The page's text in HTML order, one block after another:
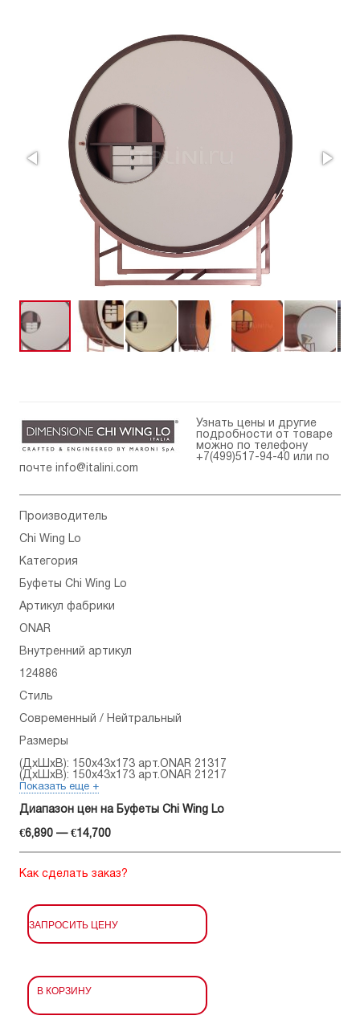
Узнать цены и другие
подробности от товаре
можно по телефону
+7(499)517-94-40 или по
почте
info@italini.com
Производитель
Chi Wing Lo
Категория
Буфеты Chi Wing Lo
Артикул фабрики
ONAR
Внутренний артикул
124886
Стиль
Современный / Нейтральный
Размеры
(ДхШхВ): 150x43x173 арт.ONAR 21317
(ДхШхВ): 150x43x173 арт.ONAR 21217
Показать еще +
Диапазон цен на Буфеты Chi Wing Lo
€6,890 — €14,700
Как сделать заказ?
ЗАПРОСИТЬ ЦЕНУ
В КОРЗИНУ